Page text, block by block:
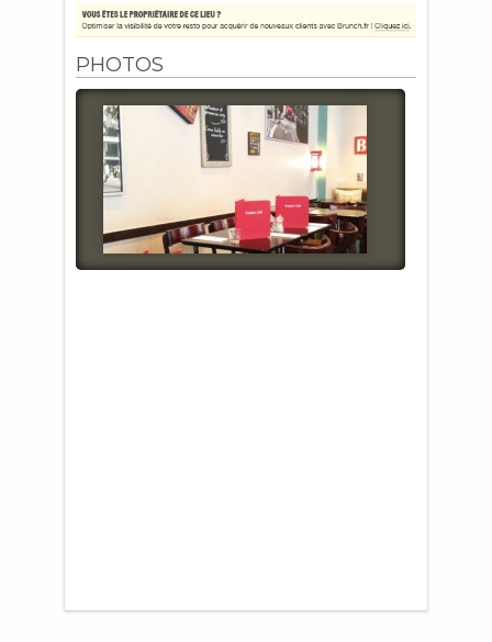
PHOTOS